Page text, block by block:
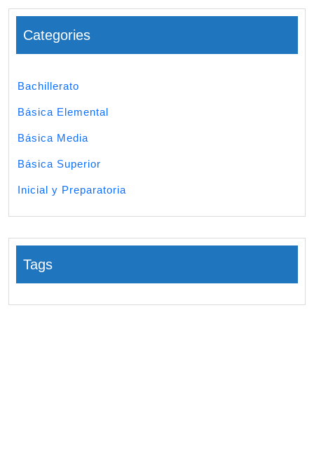
Categories
Bachillerato
Básica Elemental
Básica Media
Básica Superior
Inicial y Preparatoria
Tags